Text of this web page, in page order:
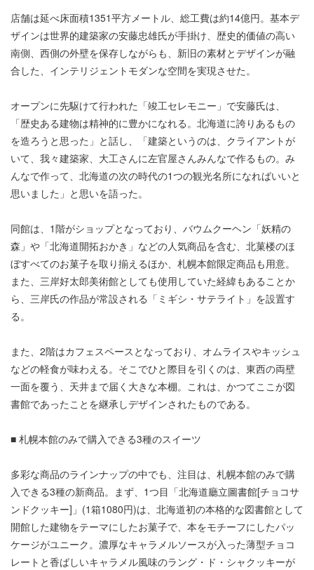
店舗は延べ床面積1351平方メートル、総工費は約14億円。基本デ
ザインは世界的建築家の安藤忠雄氏が手掛け、歴史的価値の高い
南側、西側の外壁を保存しながらも、新旧の素材とデザインが融
合した、インテリジェントモダンな空間を実現させた。
オープンに先駆けて行われた「竣工セレモニー」で安藤氏は、
「歴史ある建物は精神的に豊かになれる。北海道に誇りあるもの
を造ろうと思った」と話し、「建築というのは、クライアントが
いて、我々建築家、大工さんに左官屋さんみんなで作るもの。み
んなで作って、北海道の次の時代の1つの観光名所になればいいと
思いました」と思いを語った。
同館は、1階がショップとなっており、バウムクーヘン「妖精の
森」や「北海道開拓おかき」などの人気商品を含む、北菓楼のほ
ぼすべてのお菓子を取り揃えるほか、札幌本館限定商品も用意。
また、三岸好太郎美術館としても使用していた経緯もあることか
ら、三岸氏の作品が常設される「ミギシ・サテライト」を設置す
る。
また、2階はカフェスペースとなっており、オムライスやキッシュ
などの軽食が味わえる。そこでひと際目を引くのは、東西の両壁
一面を覆う、天井まで届く大きな本棚。これは、かつてここが図
書館であったことを継承しデザインされたものである。
■ 札幌本館のみで購入できる3種のスイーツ
多彩な商品のラインナップの中でも、注目は、札幌本館のみで購
入できる3種の新商品。まず、1つ目「北海道廳立圖書館[チョコサ
ンドクッキー]」(1箱1080円)は、北海道初の本格的な図書館として
開館した建物をテーマにしたお菓子で、本をモチーフにしたパッ
ケージがユニーク。濃厚なキャラメルソースが入った薄型チョコ
レートと香ばしいキャラメル風味のラング・ド・シャクッキーが